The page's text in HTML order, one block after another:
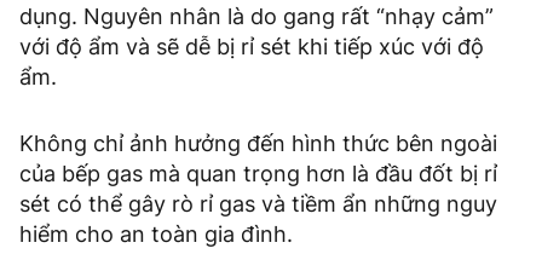
dụng. Nguyên nhân là do gang rất “nhạy cảm”
với độ ẩm và sẽ dễ bị rỉ sét khi tiếp xúc với độ
ẩm.
Không chỉ ảnh hưởng đến hình thức bên ngoài
của bếp gas mà quan trọng hơn là đầu đốt bị rỉ
sét có thể gây rò rỉ gas và tiềm ẩn những nguy
hiểm cho an toàn gia đình.